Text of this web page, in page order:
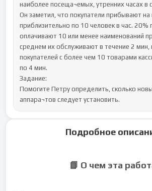
наиболее посеща¬емых, утренних часах в
Он заметил, что покупатели прибывают на
приблизительно по 10 человек в час. 20%
оплачивают 10 или менее наименований
среднем их обслуживают в течение 2 мин,
покупателей с более чем 10 товарами
по 4 мин.
Задание:
Помогите Петру определить, сколько
аппара¬тов следует установить.
Подробное
📘 О чем эта